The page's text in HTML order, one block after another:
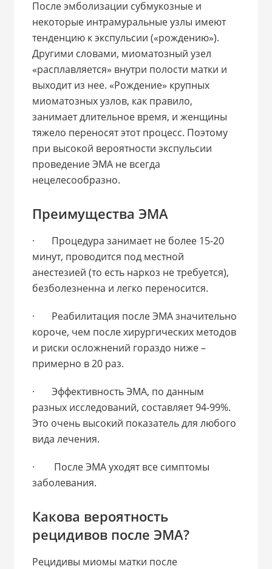
После эмболизации субмукозные и
некоторые интрамуральные узлы имеют
тенденцию к экспульсии («рождению»).
Другими словами, миоматозный узел
«расплавляется» внутри полости матки и
выходит из нее. «Рождение» крупных
миоматозных узлов, как правило,
занимает длительное время, и женщины
тяжело переносят этот процесс. Поэтому
при высокой вероятности экспульсии
проведение ЭМА не всегда
нецелесообразно.
Преимущества ЭМА
· Процедура занимает не более 15-20
минут, проводится под местной
анестезией (то есть наркоз не требуется),
безболезненна и легко переносится.
· Реабилитация после ЭМА значительно
короче, чем после хирургических методов
и риски осложнений гораздо ниже –
примерно в 20 раз.
· Эффективность ЭМА, по данным
разных исследований, составляет 94-99%.
Это очень высокий показатель для любого
вида лечения.
· После ЭМА уходят все симптомы
заболевания.
Какова вероятность
рецидивов после ЭМА?
Рецидивы миомы матки после